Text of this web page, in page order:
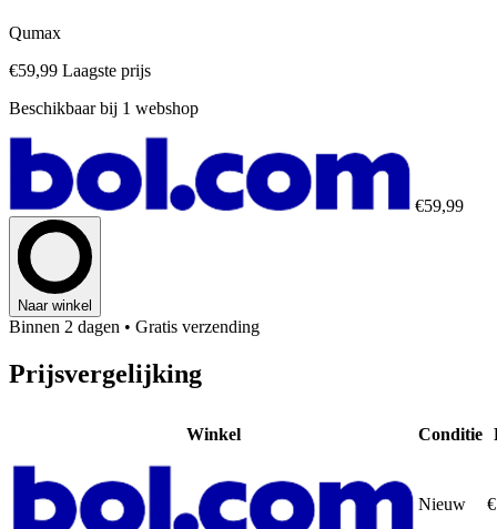
Qumax
€59,99 Laagste prijs
Beschikbaar bij 1 webshop
€59,99
Naar winkel
Binnen 2 dagen • Gratis verzending
Prijsvergelijking
Winkel Conditie
Nieuw